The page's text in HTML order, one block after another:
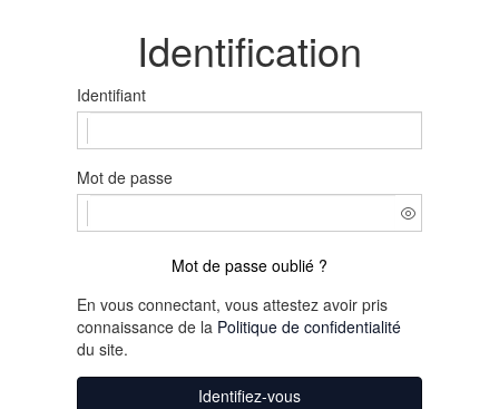
Identification
Identifiant
Mot de passe
Mot de passe oublié ?
En vous connectant, vous attestez avoir pris
connaissance de la Politique de confidentialité
du site.
Identifiez-vous